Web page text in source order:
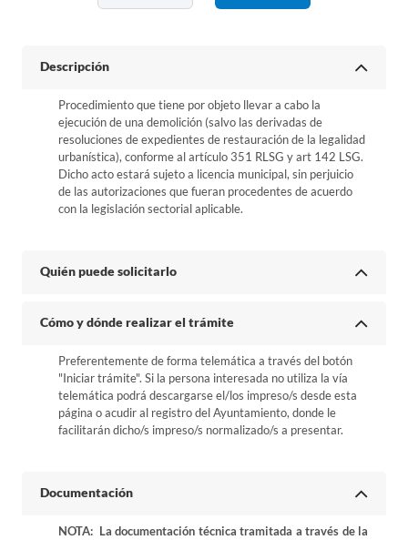
Descripción
Procedimiento que tiene por objeto llevar a cabo la
ejecución de una demolición (salvo las derivadas de
resoluciones de expedientes de restauración de la legalidad
urbanística), conforme al artículo 351 RLSG y art 142 LSG.
Dicho acto estará sujeto a licencia municipal, sin perjuicio
de las autorizaciones que fueran procedentes de acuerdo
con la legislación sectorial aplicable.
Quién puede solicitarlo
Cómo y dónde realizar el trámite
Preferentemente de forma telemática a través del botón
"Iniciar trámite". Si la persona interesada no utiliza la vía
telemática podrá descargarse el/los impreso/s desde esta
página o acudir al registro del Ayuntamiento, donde le
facilitarán dicho/s impreso/s normalizado/s a presentar.
Documentación
NOTA: La documentación técnica tramitada a través de la